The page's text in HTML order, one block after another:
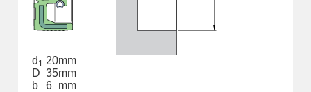
d 1 20mm
D 35mm
b
6 mm